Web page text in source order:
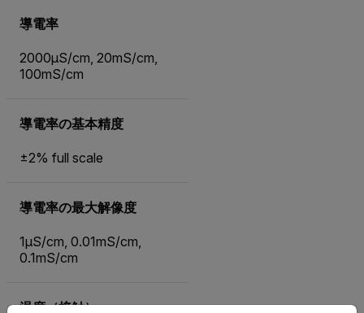
導電率
2000µS/cm, 20mS/cm,
100mS/cm
導電率の基本精度
±2% full scale
導電率の最大解像度
1µS/cm, 0.01mS/cm,
0.1mS/cm
温度（接触）